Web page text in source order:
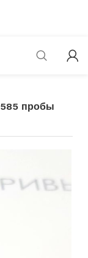
пробы